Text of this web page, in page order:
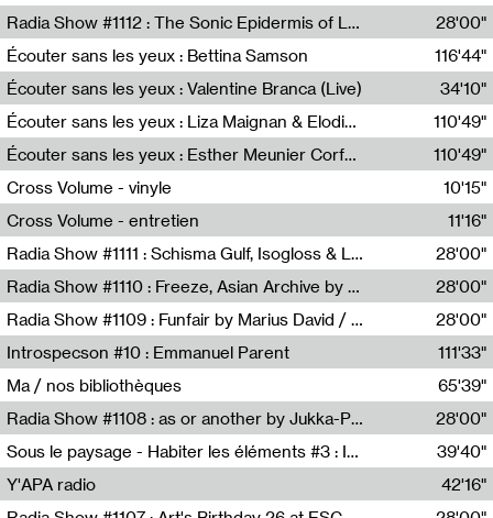
Feriel Boushaki
Radia Show #1112 : The Sonic Epidermis of Lake Léman by Paul Courlet / Guest Slot
28'00"
Écouter sans les yeux : Bettina Samson
Bettina Samson
116'44"
Écouter sans les yeux : Valentine Branca (Live)
Valentine Branca
34'10"
Écouter sans les yeux : Liza Maignan & Elodie Lecat
Liza Maignan,Elodie Lecat
110'49"
Écouter sans les yeux : Esther Meunier Corfdyr
Esther Meunier Corfdyr
110'49"
Cross Volume - vinyle
10'15"
Cross Volume - entretien
11'16"
Radia Show #1111 : Schisma Gulf, Isogloss & Lament For The Old Clock By Harvey Young / Resonance
Resonance
28'00"
Radia Show #1110 : Freeze, Asian Archive by Avita Maheen / Radio Worm
Radio WORM
28'00"
Radia Show #1109 : Funfair by Marius David / JET FM
Jet FM
28'00"
Introspecson #10 : Emmanuel Parent
Pierre Henry,Emmanuel Parent
111'33"
Ma / nos bibliothèques
Sarah Tritz,Elene Lapiashivili,Justin Marconnet,Mateo Cuche,Esther Lechevalier,Suzie Lecroart,Romance Castelet
65'39"
Radia Show #1108 : as or another by Jukka-Pekka Kervinen / Rádio Zero
Radio Zero
28'00"
Sous le paysage - Habiter les éléments #3 : Interprétations, rituels et symboliques des éléments
Nastassja Martin
39'40"
Y'APA radio
Pierrick Mouton
42'16"